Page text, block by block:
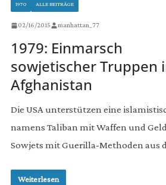
1970 ALLE BEITRÄGE
02/16/2015 manhattan_77
1979: Einmarsch
sowjetischer Truppen
Afghanistan
Die USA unterstützen eine
namens Taliban mit Waffen und
Sowjets mit Guerilla-Methoden aus
Weiterlesen